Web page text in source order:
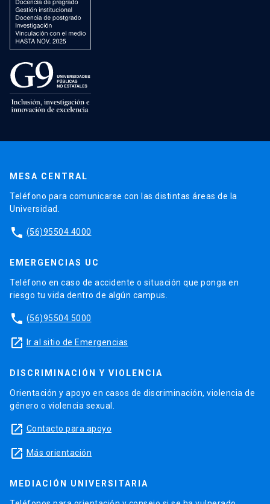
MESA CENTRAL
Teléfono para comunicarse con las distintas áreas de la
Universidad.
phone (56)95504 4000
EMERGENCIAS UC
Teléfono en caso de accidente o situación que ponga en
riesgo tu vida dentro de algún campus.
phone (56)95504 5000
launch Ir al sitio de Emergencias
DISCRIMINACIÓN Y VIOLENCIA
Orientación y apoyo en casos de discriminación, violencia de
género o violencia sexual.
launch Contacto para apoyo
launch Más orientación
MEDIACIÓN UNIVERSITARIA